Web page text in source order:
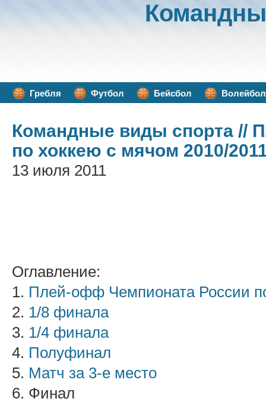
Гребля Футбол Бейсбол Волейбол
Командные виды спорта //
по хоккею с мячом 2010/
13 июля 2011
Оглавление:
1. Плей-офф Чемпионата России
2. 1/8 финала
3. 1/4 финала
4. Полуфинал
5. Матч за 3-е место
6. Финал